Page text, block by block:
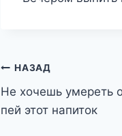
Навигация
по
НАЗАД
Не хочешь умереть
пей этот напиток